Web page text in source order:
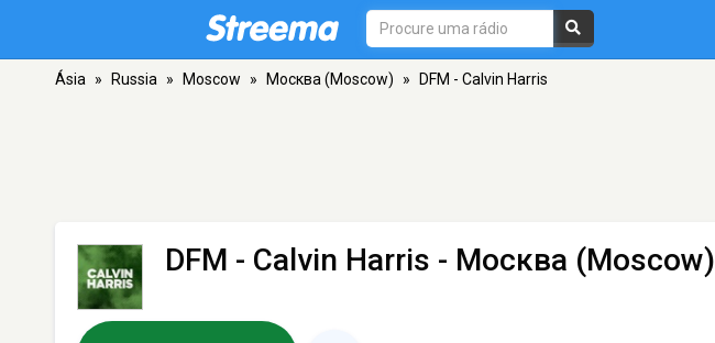
Ásia » Russia » Moscow » Москва (Moscow) » DFM - Calvin Harris
DFM - Calvin Harris - Москва (Moscow)